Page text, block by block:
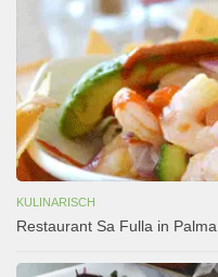
KULINARISCH
Restaurant Sa Fulla in Palma